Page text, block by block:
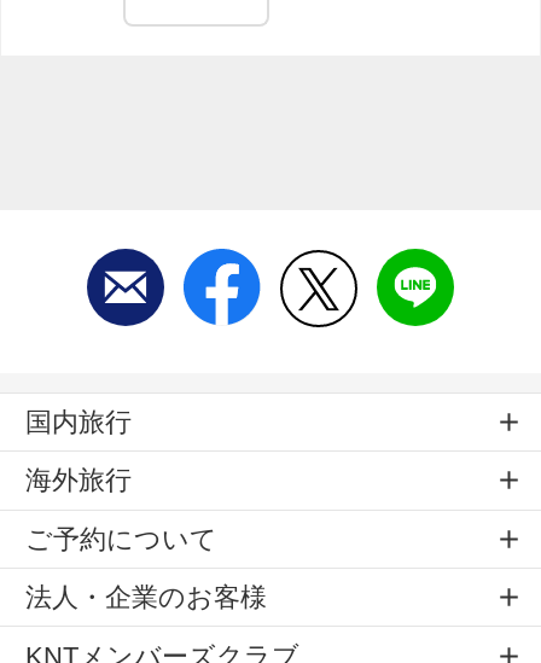
国内旅行
海外旅行
ご予約について
法人・企業のお客様
KNTメンバーズクラブ